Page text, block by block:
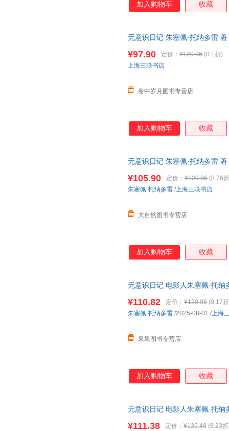
加入购物车 收藏
无意识日记 朱塞佩·托纳多雷
¥97.90 定价： ¥120.96 (8.1折)
卷中岁月图书专营店
上海三联书店
加入购物车 收藏
无意识日记 朱塞佩·托纳多雷
¥105.90 定价： ¥120.96 (8.76
大自然图书专营店
朱塞佩·托纳多雷 /上海三联书店
加入购物车 收藏
无意识日记 电影人朱塞佩·托
¥110.82 定价： ¥120.96 (9.17
果果图书专营店
朱塞佩·托纳多雷 /2025-08-01 /上海
加入购物车 收藏
无意识日记 电影人朱塞佩·托
¥111.38 定价： ¥135.48 (8.23